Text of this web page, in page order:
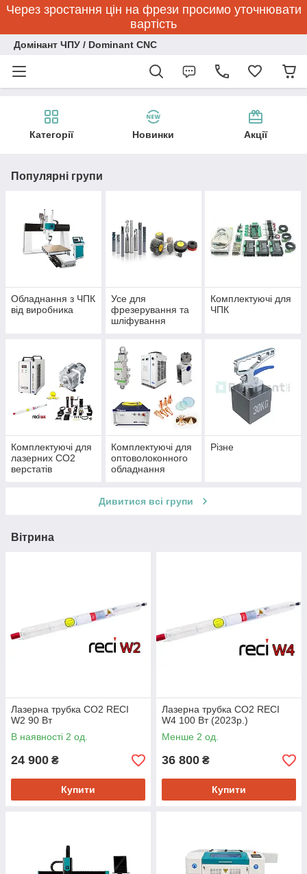
Через зростання цін на фрези просимо уточнювати
вартість
Домінант ЧПУ / Dominant CNC
Категорії Новинки Акції
Популярні групи
Обладнання з ЧПК
від виробника
Усе для
фрезерування та
шліфування
Комплектуючі для
ЧПК
Комплектуючі для
лазерних CO2
верстатів
Комплектуючі для
оптоволоконного
обладнання
Різне
Дивитися всі групи
Вітрина
Лазерна трубка CO2 RECI
W2 90 Вт
В наявності 2 од.
24 900 ₴
Купити
Лазерна трубка CO2 RECI
W4 100 Вт (2023р.)
Менше 2 од.
36 800 ₴
Купити